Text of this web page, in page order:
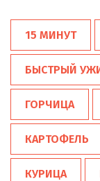
15 МИНУТ
БЫСТРЫЙ
ГОРЧИЦА
КАРТОФЕЛЬ
КУРИЦА